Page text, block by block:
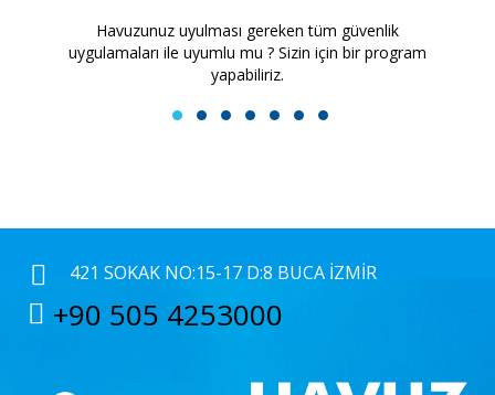
Havuzunuz uyulması gereken tüm güvenlik
uygulamaları ile uyumlu mu ? Sizin için bir program
yapabiliriz.
1 2 3 4 5 6 7
421 SOKAK NO:15-17 D:8 BUCA İZMIR
+90 505 4253000